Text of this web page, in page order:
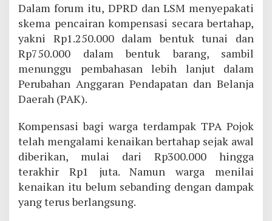
Dalam forum itu, DPRD dan LSM menyepakati
skema pencairan kompensasi secara bertahap,
yakni Rp1.250.000 dalam bentuk tunai dan
Rp750.000 dalam bentuk barang, sambil
menunggu pembahasan lebih lanjut dalam
Perubahan Anggaran Pendapatan dan Belanja
Daerah (PAK).
Kompensasi bagi warga terdampak TPA Pojok
telah mengalami kenaikan bertahap sejak awal
diberikan, mulai dari Rp300.000 hingga
terakhir Rp1 juta. Namun warga menilai
kenaikan itu belum sebanding dengan dampak
yang terus berlangsung.